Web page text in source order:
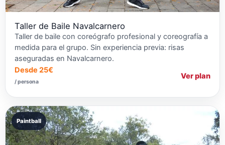
Taller de Baile Navalcarnero
Taller de baile con coreógrafo profesional y coreografía a
medida para el grupo. Sin experiencia previa: risas
aseguradas en Navalcarnero.
Desde 25€
/ persona
Ver plan
Paintball